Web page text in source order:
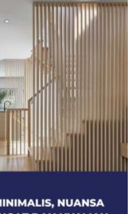
sebuah interior bangunan.